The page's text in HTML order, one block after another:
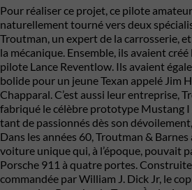
Pour réaliser ce projet, ce pilote
naturellement tourné vers deux
Troutman, un expert de la carrosserie,
la mécanique. Ensemble, ils avaient
pilote Lance Reventlow. Ils avaient
bolide pour un jeune Texan appelé Jim
Chapparal. C’est aussi leur entreprise,
fabriqué le célèbre prototype Mustang I
tant de passionnés dès son
Dans les années 60, Troutman &
voiture unique qui, à l’époque, pouvait
Porsche 911 à quatre portes.
commandée par William J. Dick Jr, le